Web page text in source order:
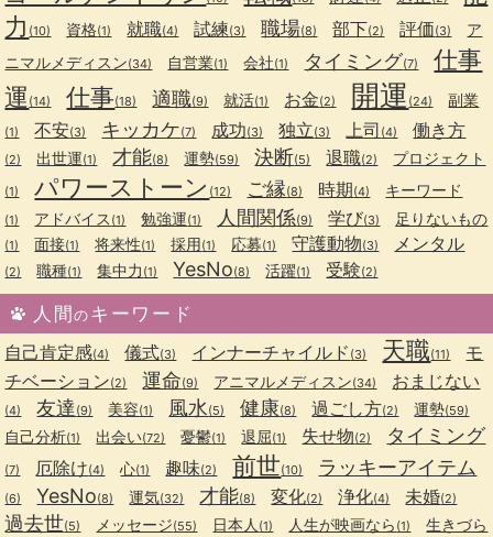
力 (10) 資格(1) 就職(4) 試練(3) 職場(8) 部下(2) 評価(3)
ア
ニマルメディスン(34) 自営業(1) 会社(1) タイミング(7)
仕事
運 (14) 仕事(18) 適職(9) 就活(1) お金(2) 開運 (24) 副業
(1) 不安(3) キッカケ(7) 成功(3) 独立(3) 上司 (4) 働き方
(2) 出世運(1) 才能(8) 運勢(59) 決断(5) 退職(2) プロジェクト
(1) パワーストーン (12) ご縁(8) 時期(4) キーワード
(1) アドバイス (1) 勉強運(1) 人間関係(9) 学び(3) 足りないもの
(1) 面接(1) 将来性(1) 採用 (1) 応募(1) 守護動物(3) メンタル
(2) 職種(1) 集中力 (1) YesNo(8) 活躍(1) 受験(2)
人間のキーワード
自己肯定感(4) 儀式(3) インナーチャイルド (3) 天職(11)
モ
チベーション(2) 運命(9) アニマルメディスン(34) おまじない
(4) 友達 (9) 美容(1) 風水(5) 健康(8) 過ごし方(2) 運勢(59)
自己分析(1) 出会い(72) 憂鬱(1) 退屈(1) 失せ物(2) タイミング
(7) 厄除け(4) 心(1) 趣味(2) 前世(10) ラッキーアイテム
(6) YesNo(8) 運気(32) 才能(8) 変化(2) 浄化(4) 未婚(2)
過去世(5) メッセージ(55) 日本人 (1) 人生が映画なら (1)
生きづら